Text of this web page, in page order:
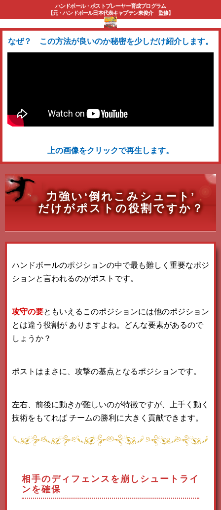
ハンドボール・ ポストプレーヤー育成プログラム
【元・ハンドボール日本代表キャプテン東俊介 監修】
なぜ？ この方法が良いのか秘密を少しだけ紹介します。
上の画像をクリックで再生します。
力強い‘倒れこみシュート’
だけがポストの役割ですか？
ハンドボールのポジションの中で最も難しく重要なポジ
ションと言われるのがポストです。
攻守の要ともいえるこのポジションには他のポジション
とは違う役割が ありますよね。どんな要素があるので
しょうか？
ポストはまさに、攻撃の基点となるポジションです。
左右、前後に動きが難しいのが特徴ですが、上手く動く
技術をもてれば チームの勝利に大きく貢献できます。
相手のディフェンスを崩しシュートライ
ンを確保